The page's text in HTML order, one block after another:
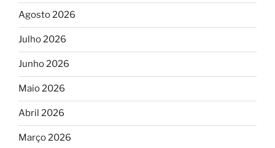
Agosto 2026
Julho 2026
Junho 2026
Maio 2026
Abril 2026
Março 2026